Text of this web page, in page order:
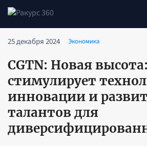
25 декабря 2024 Экономика
CGTN: Новая
стимулирует
инновации и
талантов для